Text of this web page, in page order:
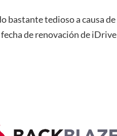
bastante tedioso a causa de
de renovación de iDrive